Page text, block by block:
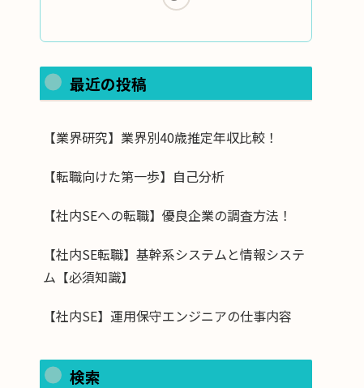
最近の投稿
【業界研究】業界別40歳推定年収比較！
【転職向けた第一歩】自己分析
【社内SEへの転職】優良企業の調査方法！
【社内SE転職】基幹系システムと情報システ
ム【必須知識】
【社内SE】運用保守エンジニアの仕事内容
検索